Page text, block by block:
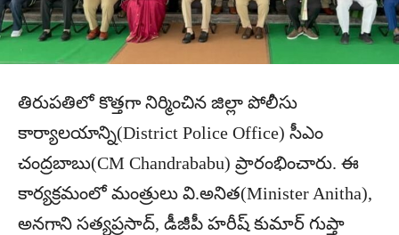
తిరుపతిలో కొత్తగా నిర్మించిన జిల్లా పోలీసు
కార్యాలయాన్ని(District Police Office) సీఎం
చంద్రబాబు(CM Chandrababu) ప్రారంభించారు. ఈ
కార్యక్రమంలో మంత్రులు వి.అనిత(Minister Anitha),
అనగాని సత్యప్రసాద్, డీజీపీ హరీష్ కుమార్ గుప్తా